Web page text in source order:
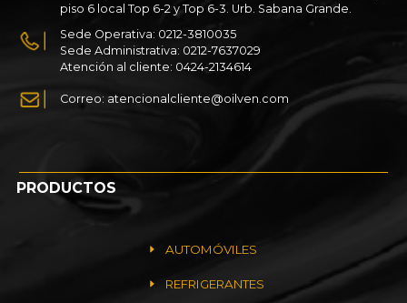
piso 6 local Top 6-2 y Top 6-3. Urb. Sabana Grande.
Sede Operativa: 0212-3810035
Sede Administrativa: 0212-7637029
Atención al cliente: 0424-2134614
Correo: atencionalcliente@oilven.com
PRODUCTOS
AUTOMÓVILES
REFRIGERANTES